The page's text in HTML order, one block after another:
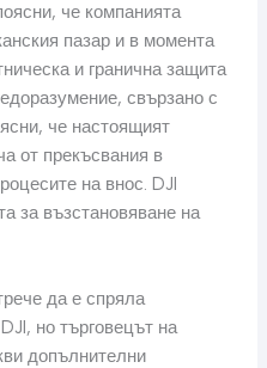
че компанията
пазар и в момента
и гранична защита
свързано с
че настоящият
от прекъсвания в
на внос. DJI
за възстановяване на
да е спряла
но търговецът на
допълнителни